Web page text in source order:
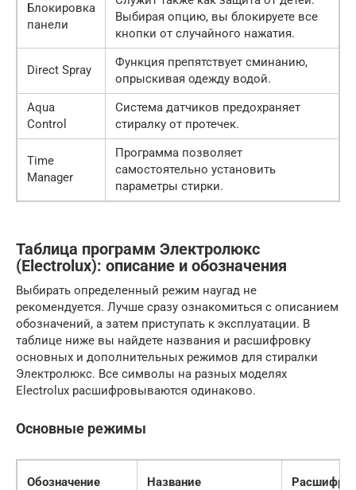
Блокировка
панели
Выбирая опцию, вы блокируете все
кнопки от случайного нажатия.
Direct Spray
Функция препятствует сминанию,
опрыскивая одежду водой.
Aqua
Control
Система датчиков предохраняет
стиралку от протечек.
Time
Manager
Программа позволяет
самостоятельно установить
параметры стирки.
Таблица программ Электролюкс
(Electrolux): описание и обозначения
Выбирать определенный режим наугад не
рекомендуется. Лучше сразу ознакомиться с описанием
обозначений, а затем приступать к эксплуатации. В
таблице ниже вы найдете названия и расшифровку
основных и дополнительных режимов для стиралки
Электролюкс. Все символы на разных моделях
Electrolux расшифровываются одинаково.
Основные режимы
Обозначение Название